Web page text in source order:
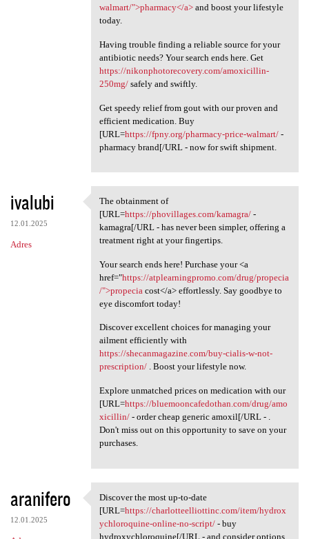
walmart/">pharmacy</a>and boost your lifestyle
today.
Having trouble finding a reliable source for your
antibiotic needs? Your search ends here. Get
https://nikonphotorecovery.com/amoxicillin-
250mg/safely and swiftly.
Get speedy relief from gout with our proven and
efficient medication. Buy
[URL=https://fpny.org/pharmacy-price-walmart/-
pharmacy brand[/URL - now for swift shipment.
ivalubi
12.01.2025
Adres
The obtainment of [URL=https:
The obtainment of
[URL=https://phovillages.com/kamagra/-
kamagra[/URL - has never been simpler, offering a
treatment right at your fingertips.
Your search ends here! Purchase your <a
href="https://atplearningpromo.com/drug/propecia
/">propecia cost</a> effortlessly. Say goodbye to
eye discomfort today!
Discover excellent choices for managing your
ailment efficiently with
https://shecanmagazine.com/buy-cialis-w-not-
prescription/. Boost your lifestyle now.
Explore unmatched prices on medication with our
[URL=https://bluemooncafedothan.com/drug/amo
xicillin/- order cheap generic amoxil[/URL - .
Don't miss out on this opportunity to save on your
purchases.
aranifero
12.01.2025
Discover the most up-to-date
Discover the most up-to-date
[URL=https://charlotteelliottinc.com/item/hydrox
ychloroquine-online-no-script/- buy
hydroxychloroquine[/URL - and consider options